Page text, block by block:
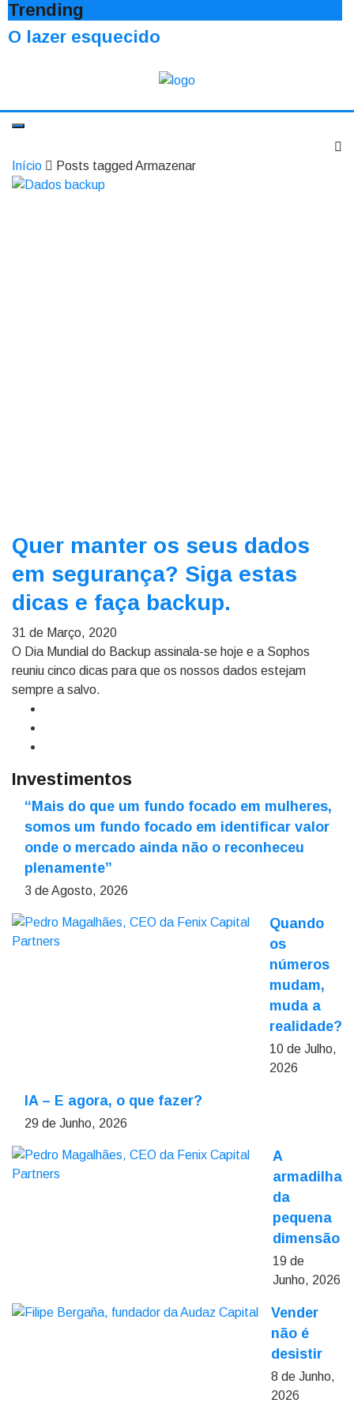
Trending
O lazer esquecido
Início Posts tagged Armazenar
Quer manter os seus dados
em segurança? Siga estas
dicas e faça backup.
31 de Março, 2020
O Dia Mundial do Backup assinala-se hoje e a Sophos
reuniu cinco dicas para que os nossos dados estejam
sempre a salvo.
Investimentos
“Mais do que um fundo focado em mulheres,
somos um fundo focado em identificar valor
onde o mercado ainda não o reconheceu
plenamente”
3 de Agosto, 2026
Quando
os
números
mudam,
muda a
realidade?
10 de Julho,
2026
IA – E agora, o que fazer?
29 de Junho, 2026
A
armadilha
da
pequena
dimensão
19 de
Junho, 2026
Vender
não é
desistir
8 de Junho,
2026